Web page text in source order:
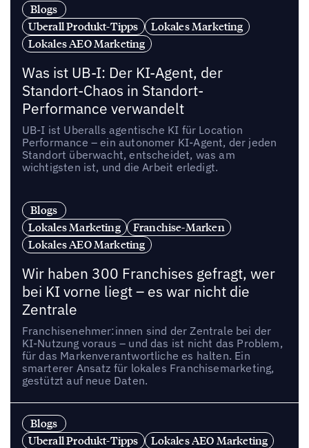
Blogs
Uberall Produkt-Tipps
Lokales Marketing
Lokales AEO Marketing
Was ist UB-I: Der KI-Agent, der
Standort-Chaos in Standort-
Performance verwandelt
UB-I ist Uberalls agentische KI für Location
Performance – ein autonomer KI-Agent, der jeden
Standort überwacht, entscheidet, was am
wichtigsten ist, und die Arbeit erledigt.
Blogs
Lokales Marketing
Franchise-Marken
Lokales AEO Marketing
Wir haben 300 Franchises gefragt, wer
bei KI vorne liegt – es war nicht die
Zentrale
Franchisenehmer:innen sind der Zentrale bei der
KI-Nutzung voraus – und das ist nicht das Problem,
für das Markenverantwortliche es halten. Ein
smarterer Ansatz für lokales Franchisemarketing,
gestützt auf neue Daten.
Blogs
Uberall Produkt-Tipps
Lokales AEO Marketing